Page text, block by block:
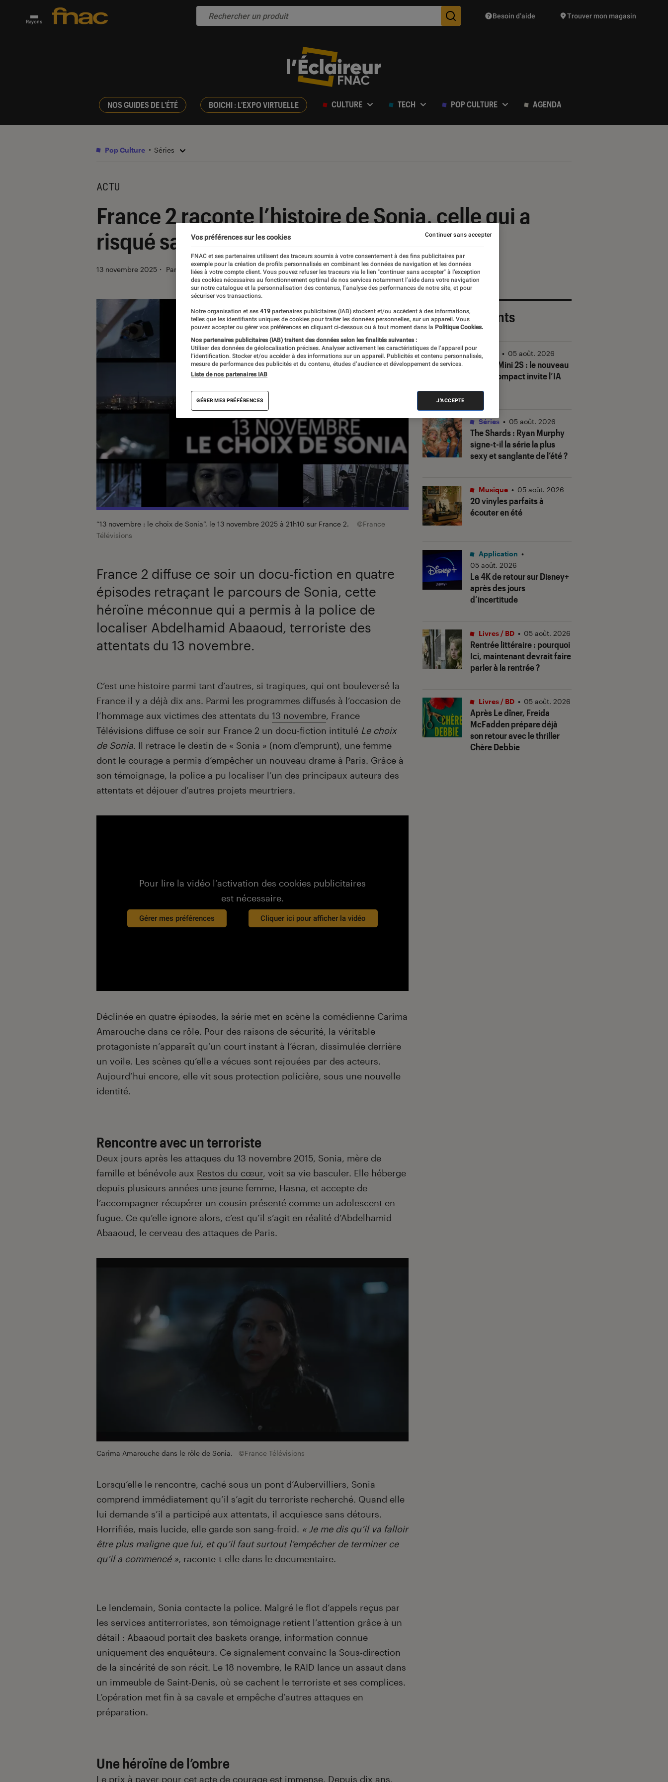
Rayons Des suggestions de produits vont vous être proposées
Besoin d’aide Trouver mon magasin
NOS GUIDES DE L'ÉTÉ BOICHI : L'EXPO VIRTUELLE CULTURE TECH POP CULTURE AGENDA
Pop Culture Séries
ACTU
France 2 raconte l’histoire de Sonia, celle qui a
risqué sa vie pour dénoncer un terroriste
13 novembre 2025 ・ Par Sarah Dupont
“13 novembre : le choix de Sonia”, le 13 novembre 2025 à 21h10 sur France 2.
©France
Télévisions
France 2 diffuse ce soir un docu-fiction en quatre
épisodes retraçant le parcours de Sonia, cette
héroïne méconnue qui a permis à la police de
localiser Abdelhamid Abaaoud, terroriste des
attentats du 13 novembre.
Introduction
C’est une histoire parmi tant d’autres, si tragiques, qui ont bouleversé la
France il y a déjà dix ans. Parmi les programmes diffusés à l’occasion de
l’hommage aux victimes des attentats du 13 novembre, France
Télévisions diffuse ce soir sur France 2 un docu-fiction intitulé Le choix
de Sonia. Il retrace le destin de « Sonia » (nom d’emprunt), une femme
dont le courage a permis d’empêcher un nouveau drame à Paris. Grâce à
son témoignage, la police a pu localiser l’un des principaux auteurs des
attentats et déjouer d’autres projets meurtriers.
Pour lire la vidéo l’activation des cookies publicitaires
est nécessaire.
Gérer mes préférences Cliquer ici pour afficher la vidéo
Déclinée en quatre épisodes, la série met en scène la comédienne Carima
Amarouche dans ce rôle. Pour des raisons de sécurité, la véritable
protagoniste n’apparaît qu’un court instant à l’écran, dissimulée derrière
un voile. Les scènes qu’elle a vécues sont rejouées par des acteurs.
Aujourd’hui encore, elle vit sous protection policière, sous une nouvelle
identité.
Rencontre avec un terroriste
Deux jours après les attaques du 13 novembre 2015, Sonia, mère de
famille et bénévole aux Restos du cœur, voit sa vie basculer. Elle héberge
depuis plusieurs années une jeune femme, Hasna, et accepte de
l’accompagner récupérer un cousin présenté comme un adolescent en
fugue. Ce qu’elle ignore alors, c’est qu’il s’agit en réalité d’Abdelhamid
Abaaoud, le cerveau des attaques de Paris.
Carima Amarouche dans le rôle de Sonia. ©France Télévisions
Lorsqu’elle le rencontre, caché sous un pont d’Aubervilliers, Sonia
comprend immédiatement qu’il s’agit du terroriste recherché. Quand elle
lui demande s’il a participé aux attentats, il acquiesce sans détours.
Horrifiée, mais lucide, elle garde son sang-froid. « Je me dis qu’il va falloir
être plus maligne que lui, et qu’il faut surtout l’empêcher de terminer ce
qu’il a commencé », raconte-t-elle dans le documentaire.
Le lendemain, Sonia contacte la police. Malgré le flot d’appels reçus par
les services antiterroristes, son témoignage retient l’attention grâce à un
détail : Abaaoud portait des baskets orange, information connue
uniquement des enquêteurs. Ce signalement convainc la Sous-direction
de la sincérité de son récit. Le 18 novembre, le RAID lance un assaut dans
un immeuble de Saint-Denis, où se cachent le terroriste et ses complices.
L’opération met fin à sa cavale et empêche d’autres attaques en
préparation.
Une héroïne de l’ombre
Le prix à payer pour cet acte de courage est immense. Depuis dix ans,
Les plus récents
DJI Mic Mini 2S : le nouveau
micro compact invite l’IA
Vidéo • 05 août. 2026
The Shards: Ryan Murphy
signe-t-il la série la plus
sexy et sanglante de l’été ?
Séries • 05 août. 2026
20 vinyles parfaits à
écouter en été
Musique • 05 août. 2026
La 4K de retour sur Disney+
après des jours
d’incertitude
Application •
05 août. 2026
Rentrée littéraire : pourquoi
Ici, maintenant devrait faire
parler à la rentrée ?
Livres / BD • 05 août. 2026
AprèsLe dîner, Freida
McFadden prépare déjà
son retour avec le thriller
Chère Debbie
Livres / BD • 05 août. 2026
Vos préférences sur les cookies
FNAC et ses partenaires utilisent des traceurs soumis à votre consentement à des fins publicitaires par
exemple pour la création de profils personnalisés en combinant les données de navigation et les données
liées à votre compte client. Vous pouvez refuser les traceurs via le lien "continuer sans accepter" à l’exception
des cookies nécessaires au fonctionnement optimal de nos services notamment l’aide dans votre navigation
sur notre catalogue et la personnalisation des contenus, l’analyse des performances de notre site, et pour
sécuriser vos transactions.
Notre organisation et ses 419 partenaires publicitaires (IAB) stockent et/ou accèdent à des informations,
telles que les identifiants uniques de cookies pour traiter les données personnelles, sur un appareil. Vous
pouvez accepter ou gérer vos préférences en cliquant ci-dessous ou à tout moment dans la Politique Cookies.
Nos partenaires publicitaires (IAB) traitent des données selon les finalités suivantes :
Utiliser des données de géolocalisation précises. Analyser activement les caractéristiques de l’appareil pour
l’identification. Stocker et/ou accéder à des informations sur un appareil. Publicités et contenu personnalisés,
mesure de performance des publicités et du contenu, études d’audience et développement de services.
Liste de nos partenaires IAB
GÉRER MES PRÉFÉRENCES J'ACCEPTE
Continuer sans accepter